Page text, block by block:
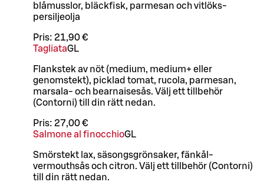
blåmusslor, bläckfisk, parmesan och vitlöks-
persiljeolja
Pris: 21,90 €
TagliataGL
Flankstek av nöt (medium, medium+ eller
genomstekt), picklad tomat, rucola, parmesan,
marsala- och bearnaisesås. Välj ett tillbehör
(Contorni) till din rätt nedan.
Pris: 27,00 €
Salmone al finocchioGL
Smörstekt lax, säsongsgrönsaker, fänkål-
vermouthsås och citron. Välj ett tillbehör (Contorni)
till din rätt nedan.